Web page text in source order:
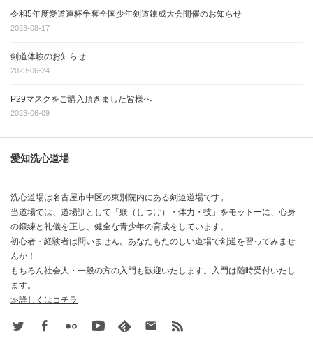
令和5年度愛道連杯争奪全国少年剣道錬成大会開催のお知らせ
2023-08-17
剣道体験のお知らせ
2023-06-24
P29マスクをご購入頂きました皆様へ
2023-06-09
愛知洗心道場
洗心道場は名古屋市中区の東別院内にある剣道道場です。
当道場では、道場訓として「躾（しつけ）・体力・技」をモットーに、心身
の鍛練と礼儀を正し、健全な青少年の育成をしています。
初心者・経験者は問いません。あなたもたのしい道場で剣道を習ってみませ
んか！
もちろん社会人・一般の方の入門も歓迎いたします。入門は随時受付いたし
ます。
≫詳しくはコチラ
Twitter FacebookFlickr Youtube feedly Contact